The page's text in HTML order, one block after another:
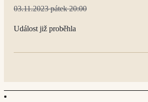
03.11.2023 pátek 20:00
Událost již proběhla